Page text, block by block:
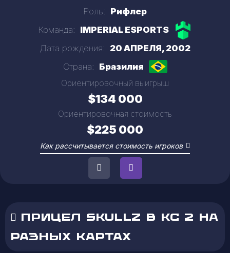
Роль: Рифлер
Команда: IMPERIAL ESPORTS
Дата рождения: 20 АПРЕЛЯ, 2002
Страна: Бразилия
Ориентировочный выигрыш
$134 000
Ориентировочная стоимость
$225 000
Как рассчитывается стоимость игроков
ПРИЦЕЛ SKULLZ В КС 2 НА
РАЗНЫХ КАРТАХ